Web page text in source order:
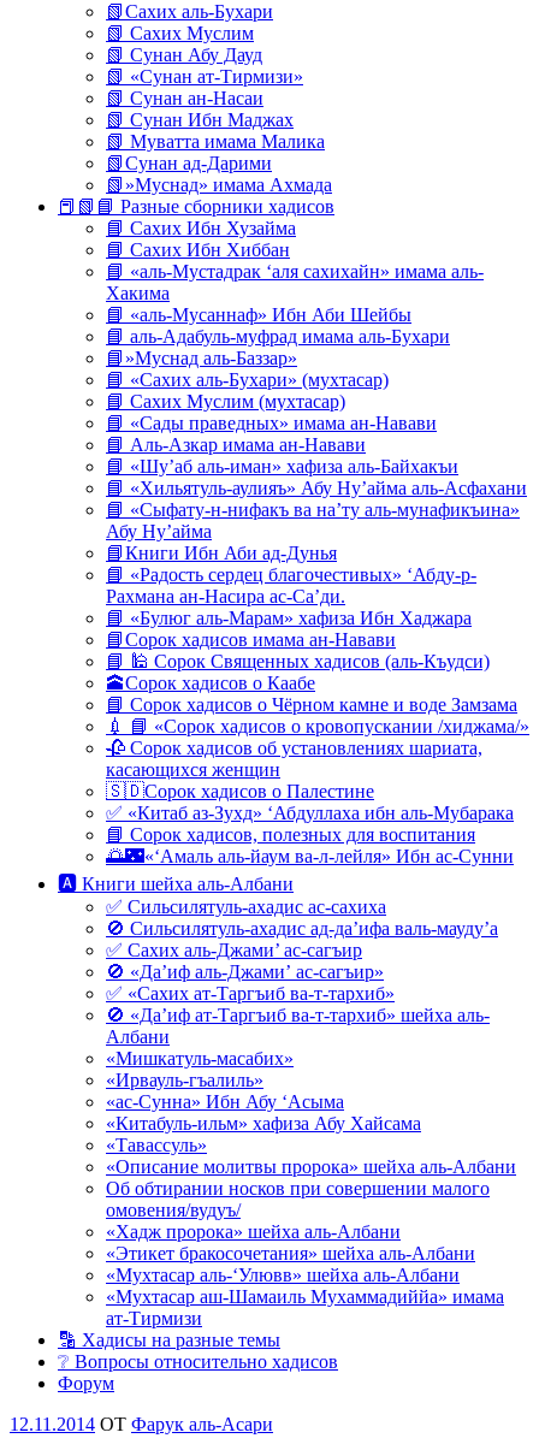
📗Сахих аль-Бухари
📗 Сахих Муслим
📗 Сунан Абу Дауд
📗 «Сунан ат-Тирмизи»
📗 Сунан ан-Насаи
📗 Сунан Ибн Маджах
📗 Муватта имама Малика
📗Сунан ад-Дарими
📗»Муснад» имама Ахмада
📕📗📘 Разные сборники хадисов
📘 Сахих Ибн Хузайма
📘 Сахих Ибн Хиббан
📘 «аль-Мустадрак ‘аля сахихайн» имама аль-
Хакима
📘 «аль-Мусаннаф» Ибн Аби Шейбы
📘 аль-Адабуль-муфрад имама аль-Бухари
📘»Муснад аль-Баззар»
📘 «Сахих аль-Бухари» (мухтасар)
📘 Сахих Муслим (мухтасар)
📘 «Сады праведных» имама ан-Навави
📘 Аль-Азкар имама ан-Навави
📘 «Шу’аб аль-иман» хафиза аль-Байхакъи
📘 «Хильятуль-аулияъ» Абу Ну’айма аль-Асфахани
📘 «Сыфату-н-нифакъ ва на’ту аль-мунафикъина»
Абу Ну’айма
📘Книги Ибн Аби ад-Дунья
📘 «Радость сердец благочестивых» ‘Абду-р-
Рахмана ан-Насира ас-Са’ди.
📘 «Булюг аль-Марам» хафиза Ибн Хаджара
📘Сорок хадисов имама ан-Навави
📘 🕌 Сорок Священных хадисов (аль-Къудси)
🕋Сорок хадисов о Каабе
📘 Сорок хадисов о Чёрном камне и воде Замзама
💉 📘 «Сорок хадисов о кровопускании /хиджама/»
🥀 Сорок хадисов об установлениях шариата,
касающихся женщин
🇸🇩Сорок хадисов о Палестине
✅ «Китаб аз-Зухд» ‘Абдуллаха ибн аль-Мубарака
📘 Сорок хадисов, полезных для воспитания
🌅🌃«‘Амаль аль-йаум ва-л-лейля» Ибн ас-Сунни
🅰 Книги шейха аль-Албани
✅ Сильсилятуль-ахадис ас-сахиха
🚫 Сильсилятуль-ахадис ад-да’ифа валь-мауду’а
✅ Сахих аль-Джами’ ас-сагъир
🚫 «Да’иф аль-Джами’ ас-сагъир»
✅ «Сахих ат-Таргъиб ва-т-тархиб»
🚫 «Да’иф ат-Таргъиб ва-т-тархиб» шейха аль-
Албани
«Мишкатуль-масабих»
«Ирвауль-гъалиль»
«ас-Сунна» Ибн Абу ‘Асыма
«Китабуль-ильм» хафиза Абу Хайсама
«Тавассуль»
«Описание молитвы пророка» шейха аль-Албани
Об обтирании носков при совершении малого
омовения/вудуъ/
«Хадж пророка» шейха аль-Албани
«Этикет бракосочетания» шейха аль-Албани
«Мухтасар аль-‘Улювв» шейха аль-Албани
«Мухтасар аш-Шамаиль Мухаммадиййа» имама
ат-Тирмизи
🔡 Хадисы на разные темы
❔ Вопросы относительно хадисов
Форум
Опубликовано
12.11.2014 OT Фарук аль-Асари